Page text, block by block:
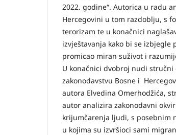
2022. godine“. Autorica u radu
Hercegovini u tom razdoblju, s
terorizam te u konačnici
izvještavanja kako bi se
promicao miran suživot i
U konačnici dvobroj nudi
zakonodavstvu Bosne i
autora Elvedina Omerhodžića,
autor analizira zakonodavni
krijumčarenja ljudi, s posebnim
u kojima su izvršioci sami